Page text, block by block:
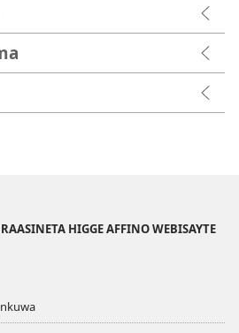
HIGGE AFFINO WEBISAYTE